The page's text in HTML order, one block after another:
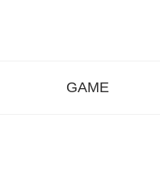
GAME